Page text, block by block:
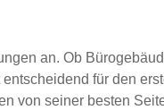
an. Ob
für den
von seiner besten